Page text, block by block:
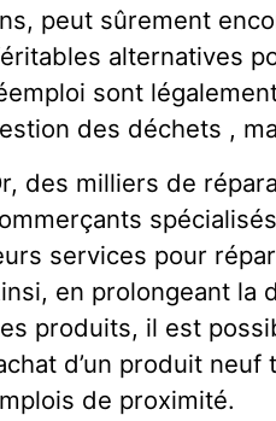
peut sûrement
alternatives
sont
des déchets ,
des milliers de
services pour
en prolongeant la
produits, il est
d’un produit neuf
de proximité.